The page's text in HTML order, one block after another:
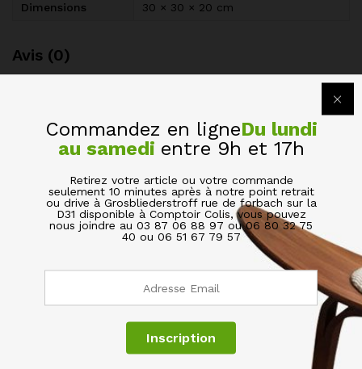
Dimensions 30 × 30 × 20 cm
Avis (0)
PLAT DÉJEUNER ROND EN VERRE TRANSPARENT”
Votre adresse de messagerie ne sera pas publiée.
Les
champs obligatoires sont indiqués avec *
Votre évaluation de ce produit
Commandez en ligneDu lundi
au samedi entre 9h et 17h
Retirez votre article ou votre commande
seulement 10 minutes après à notre point retrait
ou drive à Grosbliederstroff rue de forbach sur la
D31 disponible à Comptoir Colis, vous pouvez
nous joindre au 03 87 06 88 97 ou 06 80 32 75
40 ou 06 51 67 79 57